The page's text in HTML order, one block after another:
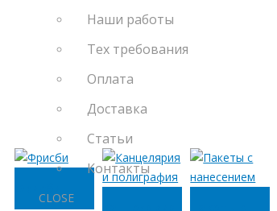
Наши работы
Тех требования
Оплата
Доставка
Статьи
Контакты
CLOSE